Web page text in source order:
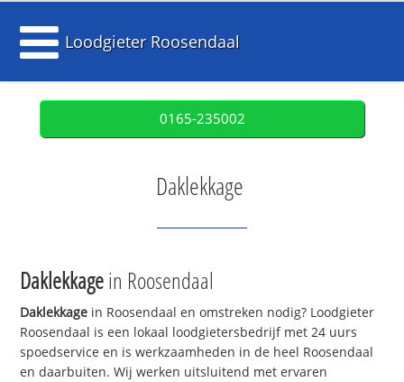
Loodgieter Roosendaal
0165-235002
Daklekkage
Daklekkagein Roosendaal
Daklekkage in Roosendaal en omstreken nodig? Loodgieter
Roosendaal is een lokaal loodgietersbedrijf met 24 uurs
spoedservice en is werkzaamheden in de heel Roosendaal
en daarbuiten. Wij werken uitsluitend met ervaren